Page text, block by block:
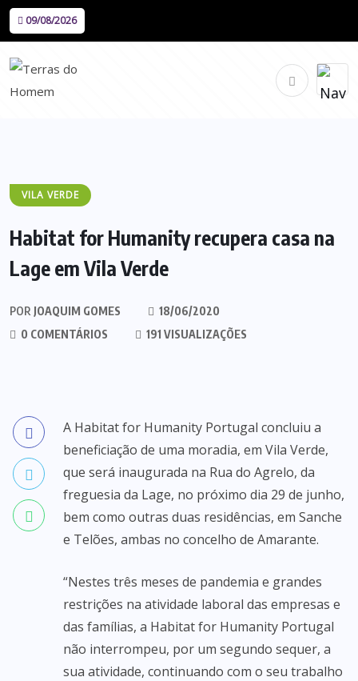
09/08/2026
VILA VERDE
Habitat for Humanity recupera casa na
Lage em Vila Verde
POR JOAQUIM GOMES
18/06/2020
0 COMENTÁRIOS
191 VISUALIZAÇÕES
A Habitat for Humanity Portugal concluiu a
beneficiação de uma moradia, em Vila Verde,
que será inaugurada na Rua do Agrelo, da
freguesia da Lage, no próximo dia 29 de junho,
bem como outras duas residências, em Sanche
e Telões, ambas no concelho de Amarante.
“Nestes três meses de pandemia e grandes
restrições na atividade laboral das empresas e
das famílias, a Habitat for Humanity Portugal
não interrompeu, por um segundo sequer, a
sua atividade, continuando com o seu trabalho